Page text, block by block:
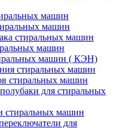
машин
машин
стиральных машин
машин
машин ( КЭН)
стиральных машин
стиральных машин
для стиральных
стиральных машин
для